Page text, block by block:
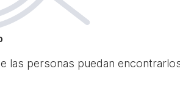
las personas puedan